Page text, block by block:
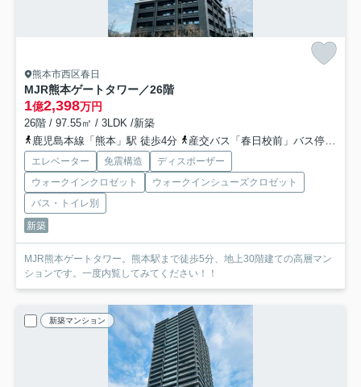
熊本市西区春日
MJR熊本ゲートタワー／26階
1億2,398万円
26階 / 97.55㎡ / 3LDK /新築
鹿児島本線「熊本」駅 徒歩4分
産交バス「春日校前」バス停下車 徒歩4分
エレベーター 免震構造
ディスポーザー
ウォークインクロゼット
ウォークインシューズクロゼット
バス・トイレ別
新築
MJR熊本ゲートタワー。熊本駅まで徒歩5分、地上30階建ての高層マン
ションです。一度内覧してみてください！！
新築マンション